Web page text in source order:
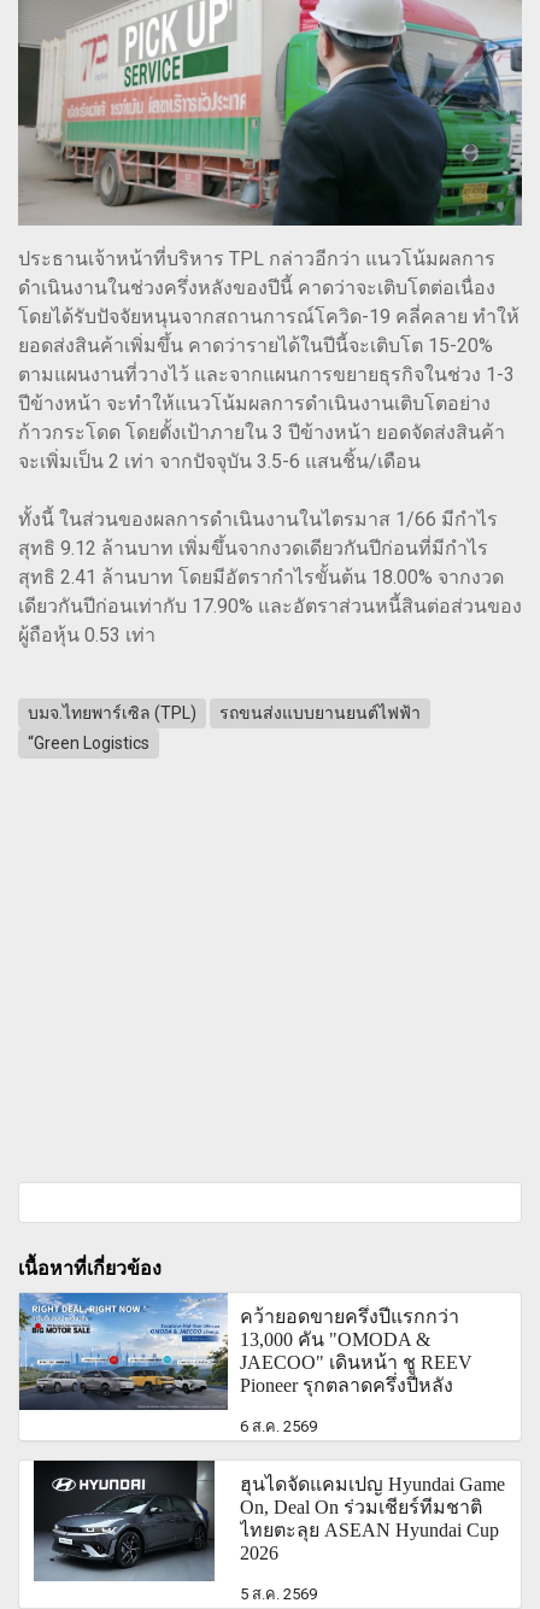
ประธานเจ้าหน้าที่บริหาร TPL กล่าวอีกว่า แนวโน้มผลการ
ดำเนินงานในช่วงครึ่งหลังของปีนี้ คาดว่าจะเติบโตต่อเนื่อง
โดยได้รับปัจจัยหนุนจากสถานการณ์โควิด-19 คลี่คลาย ทำให้
ยอดส่งสินค้าเพิ่มขึ้น คาดว่ารายได้ในปีนี้จะเติบโต 15-20%
ตามแผนงานที่วางไว้ และจากแผนการขยายธุรกิจในช่วง 1-3
ปีข้างหน้า จะทำให้แนวโน้มผลการดำเนินงานเติบโตอย่าง
ก้าวกระโดด โดยตั้งเป้าภายใน 3 ปีข้างหน้า ยอดจัดส่งสินค้า
จะเพิ่มเป็น 2 เท่า จากปัจจุบัน 3.5-6 แสนชิ้น/เดือน
ทั้งนี้ ในส่วนของผลการดำเนินงานในไตรมาส 1/66 มีกำไร
สุทธิ 9.12 ล้านบาท เพิ่มขึ้นจากงวดเดียวกันปีก่อนที่มีกำไร
สุทธิ 2.41 ล้านบาท โดยมีอัตรากำไรขั้นต้น 18.00% จากงวด
เดียวกันปีก่อนเท่ากับ 17.90% และอัตราส่วนหนี้สินต่อส่วนของ
ผู้ถือหุ้น 0.53 เท่า
บมจ.ไทยพาร์เซิล (TPL)
รถขนส่งแบบยานยนต์ไฟฟ้า
“Green Logistics
เนื้อหาที่เกี่ยวข้อง
คว้ายอดขายครึ่งปีแรกกว่า
13,000 คัน "OMODA &
JAECOO" เดินหน้า ชู REEV
Pioneer รุกตลาดครึ่งปีหลัง
6 ส.ค. 2569
ฮุนไดจัดแคมเปญ Hyundai Game
On, Deal On ร่วมเชียร์ทีมชาติ
ไทยตะลุย ASEAN Hyundai Cup
2026
5 ส.ค. 2569